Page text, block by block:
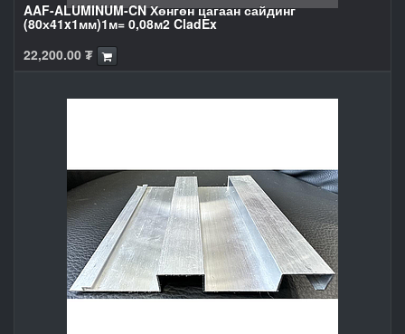
AAF-ALUMINUM-CN Хөнгөн цагаан сайдинг
(80х41x1мм)1м= 0,08м2 CladEx
22,200.00 ₮